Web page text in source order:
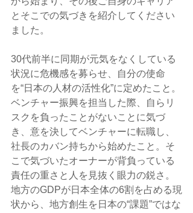
とそこでの気づきを紹介してください
ました。
30代前半に同期が元気をなくしている
状況に危機感を募らせ、自分の使命
を“日本の人材の活性化”に定めたこと。
ベンチャー振興を担当した際、自らリ
スクを負ったことがないことに気づ
き、意を決してベンチャーに転職し、
社長のカバン持ちから始めたこと。そ
こで気づいたオーナーが背負っている
責任の重さと人を見抜く眼力の鋭さ。
地方のGDPが日本全体の6割を占める現
状から、地方創生を日本の“課題”ではな